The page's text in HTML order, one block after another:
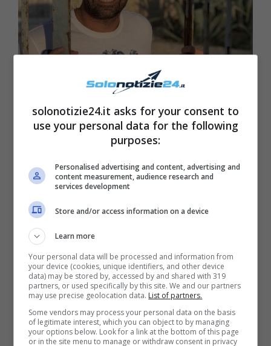
Alberto Martano fidanzato – Solonotizie24
A tenere banco nel mondo del web, come
spiegato all’inizio del nostro articolo troviamo
solonotizie24.it asks for your consent to
use your personal data for the following
purposes:
Personalised advertising and content, advertising and
content measurement, audience research and
services development
Store and/or access information on a device
Learn more
Your personal data will be processed and information from
your device (cookies, unique identifiers, and other device
data) may be stored by, accessed by and shared with 319
partners, or used specifically by this site. We and our partners
may use precise geolocation data. List of partners.
Some vendors may process your personal data on the basis
of legitimate interest, which you can object to by managing
your options below. Look for a link at the bottom of this page
or in the site menu to manage or withdraw consent in privacy